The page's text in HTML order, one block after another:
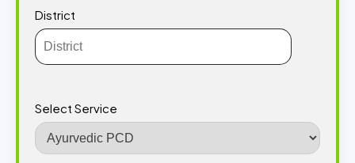
District
Select Service